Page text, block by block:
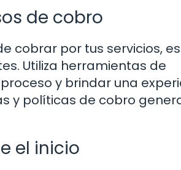
de cobro
cobrar por tus servicios, es
Utiliza herramientas de
y brindar una
y políticas de cobro
el inicio